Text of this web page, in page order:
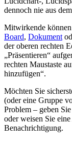
dennoch nie aus
Mitwirkende
Board, Dokument
der oberen rechten
„Präsentieren“
rechten Maustaste
hinzufügen“.
Möchten Sie
(oder eine Gruppe
Problem – geben
oder weisen Sie
Benachrichtigung.